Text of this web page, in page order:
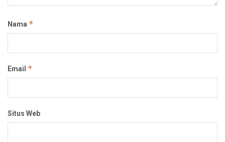
Nama *
Email *
Situs Web